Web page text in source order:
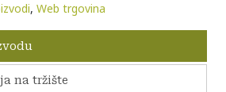
, Web trgovina
na tržište